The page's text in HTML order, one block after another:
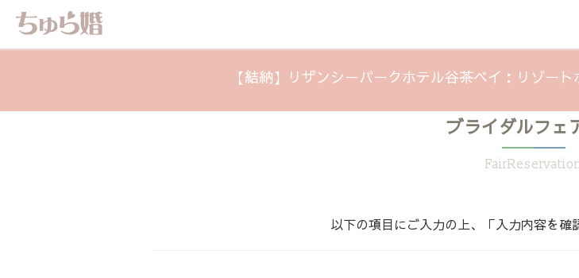
【結納】リザンシーパークホテル谷茶ベイ：リゾー
ブライダルフェ
以下の項目にご入力の上、「入力内容を確